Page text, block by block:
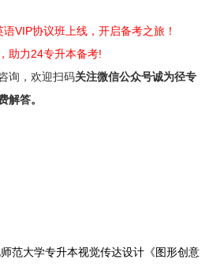
VIP协议班上线，开启备考之旅！
助力24专升本备考!
询，欢迎扫码关注微信公众号诚为径专
解答。
范大学专升本视觉传达设计《图形创意